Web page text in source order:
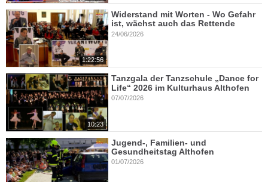
1:22:56
Widerstand mit Worten - Wo Gefahr
ist, wächst auch das Rettende
24/06/2026
10:23
Tanzgala der Tanzschule „Dance for
Life“ 2026 im Kulturhaus Althofen
07/07/2026
Jugend-, Familien- und
Gesundheitstag Althofen
01/07/2026